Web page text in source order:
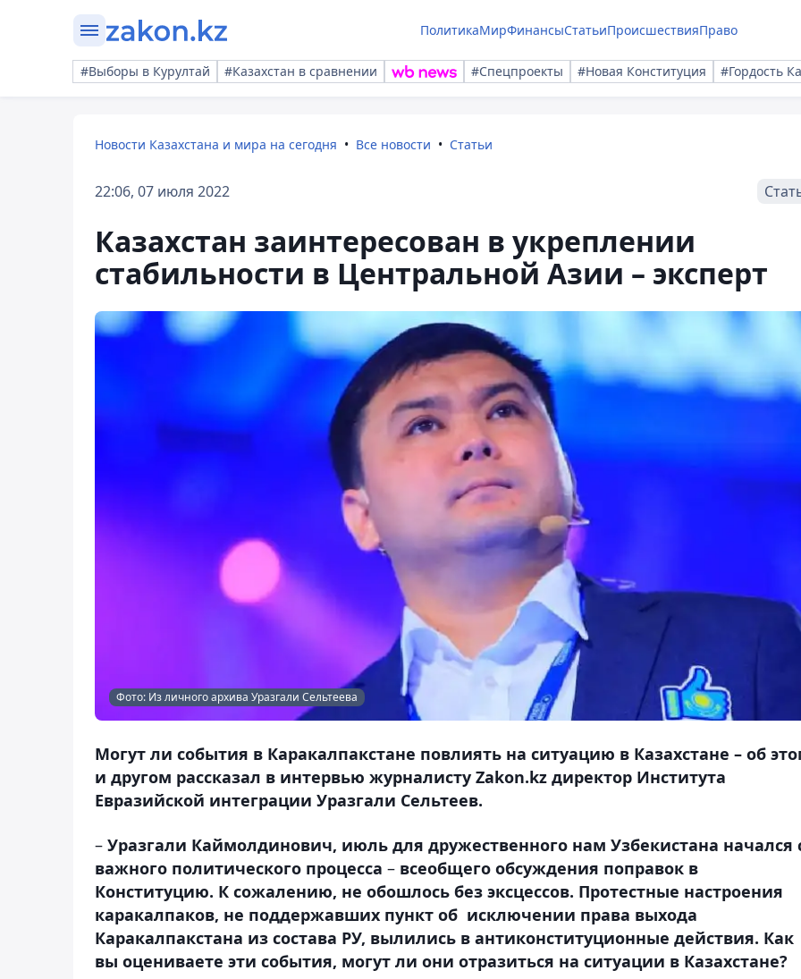
ПолитикаМирФинансыСтатьиПроисшествияПраво
#Выборы в Курултай #Казахстан в сравнении #Спецпроекты #Новая Конституция #Гордость
Новости Казахстана и мира на сегодня Все новости Статьи
22:06, 07 июля 2022
Казахстан заинтересован в укреплении
стабильности в Центральной Азии – эксперт
Фото: Из личного архива Уразгали Сельтеева
Могут ли события в Каракалпакстане повлиять на ситуацию в Казахстане – об
и другом рассказал в интервью журналисту Zakon.kz директор Института
Евразийской интеграции Уразгали Сельтеев.
– Уразгали Каймолдинович, июль для дружественного нам Узбекистана начался
важного политического процесса – всеобщего обсуждения поправок в
Конституцию. К сожалению, не обошлось без эксцессов. Протестные настроения
каракалпаков, не поддержавших пункт об исключении права выхода
Каракалпакстана из состава РУ, вылились в антиконституционные действия. Как
вы оцениваете эти события, могут ли они отразиться на ситуации в Казахстане?